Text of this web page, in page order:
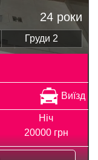
24 роки
Груди 2
Виїзд
Ніч
20000 грн